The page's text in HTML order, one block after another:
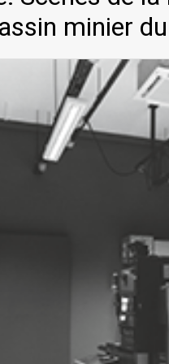
minier